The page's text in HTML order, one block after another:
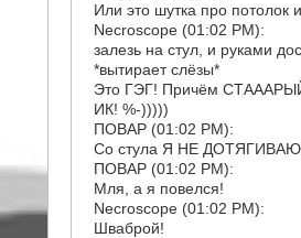
Или это шутка про потолок
Necroscope (01:02 PM):
залезь на стул, и руками
*вытирает слёзы*
Это ГЭГ! Причём
ИК! %-)))))
ПОВАР (01:02 PM):
Со стула Я НЕ
ПОВАР (01:02 PM):
Мля, а я повелся!
Necroscope (01:02 PM):
Шваброй!